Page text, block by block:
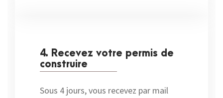
4. Recevez votre permis de
construire
Sous 4 jours, vous recevez par mail